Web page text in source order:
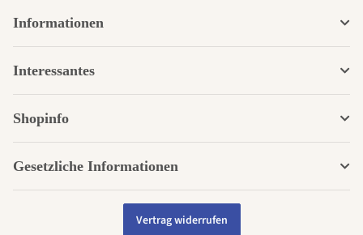
Informationen
Interessantes
Shopinfo
Gesetzliche Informationen
Vertrag widerrufen